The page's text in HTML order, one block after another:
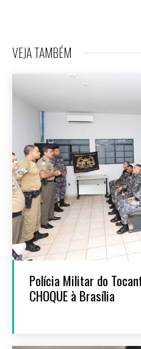
VEJA TAMBÉM
Polícia Militar do
CHOQUE à Brasília